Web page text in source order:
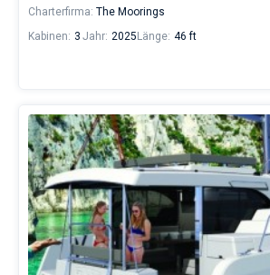
Charterfirma: The Moorings
Kabinen: 3 Jahr: 2025 Länge: 46 ft